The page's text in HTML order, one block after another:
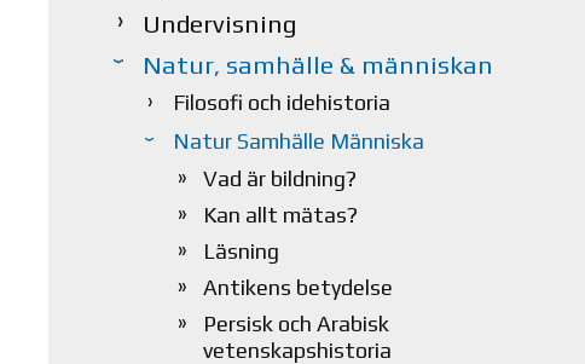
Undervisning
Natur, samhälle & människan
Filosofi och idehistoria
Natur Samhälle Människa
Vad är bildning?
Kan allt mätas?
Läsning
Antikens betydelse
Persisk och Arabisk
vetenskapshistoria